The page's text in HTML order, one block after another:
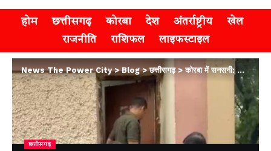
होम छत्तीसगढ़ कोरबा देश अंतर्राष्ट्रीय
खेल
राजनीति
राशिफल लाइफस्टाइल
News The Power City>Blog>छत्तीसगढ़>कोरबा में सनसनी: कलेक्टोरेट के पास LIC ऑफिस में सुरक्षा गार्ड का शव मिला
छत्तीसगढ़